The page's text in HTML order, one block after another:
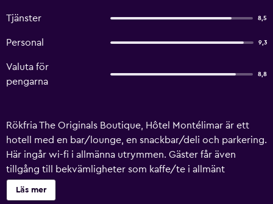
Tjänster 8,5
Personal 9,3
Valuta för
pengarna
8,8
Rökfria The Originals Boutique, Hôtel Montélimar är ett
hotell med en bar/lounge, en snackbar/deli och parkering.
Här ingår wi-fi i allmänna utrymmen. Gäster får även
tillgång till bekvämligheter som kaffe/te i allmänt
utrymme och flerspråkig personal. The Originals Boutique,
Hôtel Montélimar erbjuder 44 luftkonditionerade rum med
Läs mer